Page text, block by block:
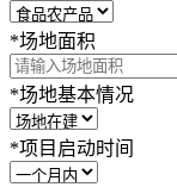
*场地面积
*场地基本情况
*项目启动时间